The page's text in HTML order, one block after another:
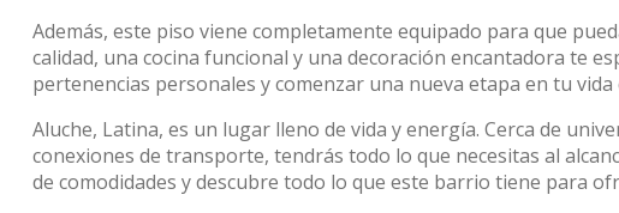
Además, este piso viene completamente equipado para que
calidad, una cocina funcional y una decoración encantadora te
pertenencias personales y comenzar una nueva etapa en tu
Aluche, Latina, es un lugar lleno de vida y energía. Cerca de
conexiones de transporte, tendrás todo lo que necesitas al
de comodidades y descubre todo lo que este barrio tiene para